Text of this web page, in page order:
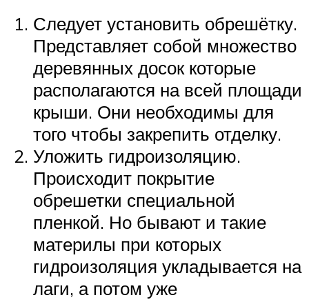
Следует установить обрешётку.
Представляет собой множество
деревянных досок которые
располагаются на всей площади
крыши. Они необходимы для
того чтобы закрепить отделку.
Уложить гидроизоляцию.
Происходит покрытие
обрешетки специальной
пленкой. Но бывают и такие
материлы при которых
гидроизоляция укладывается на
лаги, а потом уже